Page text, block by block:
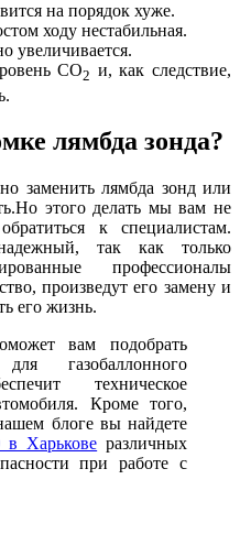
на порядок хуже.
ходу нестабильная.
увеличивается.
СО2 и, как следствие,
лямбда зонда?
заменить лямбда зонд или
этого делать мы вам не
к специалистам.
так как только
профессионалы
произведут его замену и
его жизнь.
вам подобрать
газобаллонного
техническое
Кроме того,
блоге вы найдете
в Харькове различных
при работе с